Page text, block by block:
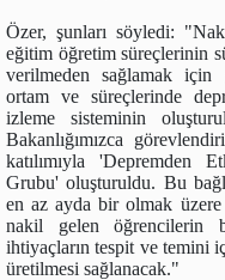
Özer, şunları söyledi:
eğitim öğretim süreçlerinin
verilmeden sağlamak için
ortam ve süreçlerinde
izleme sisteminin
Bakanlığımızca
katılımıyla 'Depremden
Grubu' oluşturuldu. Bu
en az ayda bir olmak
nakil gelen öğrencilerin
ihtiyaçların tespit ve
üretilmesi sağlanacak."